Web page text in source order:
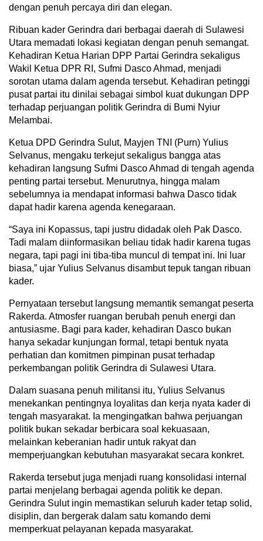
dengan penuh percaya diri dan elegan.
Ribuan kader Gerindra dari berbagai daerah di Sulawesi
Utara memadati lokasi kegiatan dengan penuh semangat.
Kehadiran Ketua Harian DPP Partai Gerindra sekaligus
Wakil Ketua DPR RI, Sufmi Dasco Ahmad, menjadi
sorotan utama dalam agenda tersebut. Kehadiran petinggi
pusat partai itu dinilai sebagai simbol kuat dukungan DPP
terhadap perjuangan politik Gerindra di Bumi Nyiur
Melambai.
Ketua DPD Gerindra Sulut, Mayjen TNI (Purn) Yulius
Selvanus, mengaku terkejut sekaligus bangga atas
kehadiran langsung Sufmi Dasco Ahmad di tengah agenda
penting partai tersebut. Menurutnya, hingga malam
sebelumnya ia mendapat informasi bahwa Dasco tidak
dapat hadir karena agenda kenegaraan.
“Saya ini Kopassus, tapi justru didadak oleh Pak Dasco.
Tadi malam diinformasikan beliau tidak hadir karena tugas
negara, tapi pagi ini tiba-tiba muncul di tempat ini. Ini luar
biasa,” ujar Yulius Selvanus disambut tepuk tangan ribuan
kader.
Pernyataan tersebut langsung memantik semangat peserta
Rakerda. Atmosfer ruangan berubah penuh energi dan
antusiasme. Bagi para kader, kehadiran Dasco bukan
hanya sekadar kunjungan formal, tetapi bentuk nyata
perhatian dan komitmen pimpinan pusat terhadap
perkembangan politik Gerindra di Sulawesi Utara.
Dalam suasana penuh militansi itu, Yulius Selvanus
menekankan pentingnya loyalitas dan kerja nyata kader di
tengah masyarakat. Ia mengingatkan bahwa perjuangan
politik bukan sekadar berbicara soal kekuasaan,
melainkan keberanian hadir untuk rakyat dan
memperjuangkan kebutuhan masyarakat secara konkret.
Rakerda tersebut juga menjadi ruang konsolidasi internal
partai menjelang berbagai agenda politik ke depan.
Gerindra Sulut ingin memastikan seluruh kader tetap solid,
disiplin, dan bergerak dalam satu komando demi
memperkuat pelayanan kepada masyarakat.